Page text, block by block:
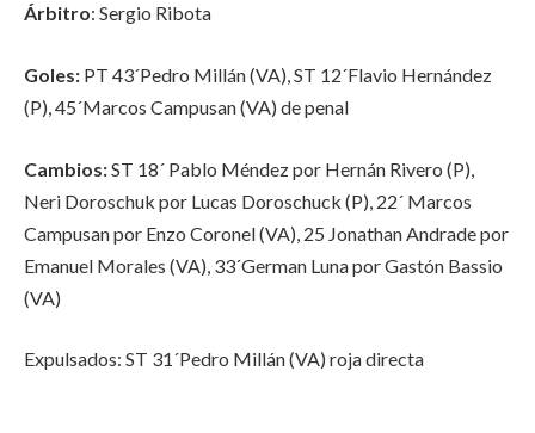
Árbitro: Sergio Ribota
Goles: PT 43´Pedro Millán (VA), ST 12´Flavio Hernández
(P), 45´Marcos Campusan (VA) de penal
Cambios:ST 18´ Pablo Méndez por Hernán Rivero (P),
Neri Doroschuk por Lucas Doroschuck (P), 22´ Marcos
Campusan por Enzo Coronel (VA), 25 Jonathan Andrade por
Emanuel Morales (VA), 33´German Luna por Gastón Bassio
(VA)
Expulsados: ST 31´Pedro Millán (VA) roja directa